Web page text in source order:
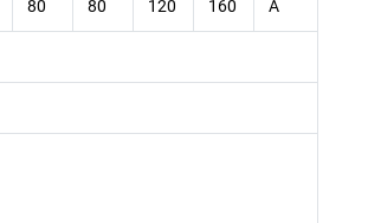
80
80
120
160
A